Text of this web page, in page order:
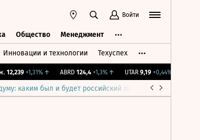
Войти
Общество Менеджмент
Инновации и технологии Техуспех
12,239 +1,31%↑ ABRD 124,4 +1,3%↑ UTAR 9,19 +0,44%↑
каким был и будет российский парламент